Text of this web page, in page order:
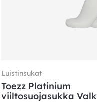
Luistinsukat
Toezz Platinium
viiltosuojasukka Valk